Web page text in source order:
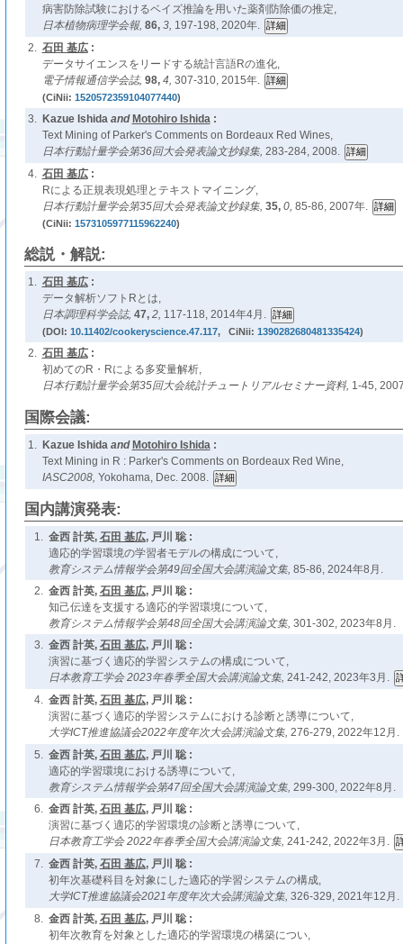
病害防除試験におけるベイズ推論を用いた薬剤防除価の推定,
日本植物病理学会報, 86, 3, 197-198, 2020年.
2. 石田 基広:
データサイエンスをリードする統計言語Rの進化,
電子情報通信学会誌, 98, 4, 307-310, 2015年.
(CiNii: 1520572359104077440)
3. Kazue Ishidaand Motohiro Ishida:
Text Mining of Parker's Comments on Bordeaux Red Wines,
日本行動計量学会第36回大会発表論文抄録集, 283-284, 2008.
4. 石田 基広:
Rによる正規表現処理とテキストマイニング,
日本行動計量学会第35回大会発表論文抄録集, 35, 0, 85-86, 2007年.
(CiNii: 1573105977115962240)
総説・解説:
1. 石田 基広:
データ解析ソフトRとは,
日本調理科学会誌, 47, 2, 117-118, 2014年4月.
(DOI: 10.11402/cookeryscience.47.117, CiNii: 1390282680481335424)
2. 石田 基広:
初めてのR・Rによる多変量解析,
日本行動計量学会第35回大会統計チュートリアルセミナー資料, 1-45,
国際会議:
1. Kazue Ishidaand Motohiro Ishida:
Text Mining in R : Parker's Comments on Bordeaux Red Wine,
IASC2008, Yokohama, Dec. 2008.
国内講演発表:
1. 金西 計英, 石田 基広, 戸川 聡 :
適応的学習環境の学習者モデルの構成について,
教育システム情報学会第49回全国大会講演論文集, 85-86, 2024年8月.
2. 金西 計英, 石田 基広, 戸川 聡 :
知己伝達を支援する適応的学習環境について,
教育システム情報学会第48回全国大会講演論文集, 301-302, 2023年8月.
3. 金西 計英, 石田 基広, 戸川 聡 :
演習に基づく適応的学習システムの構成について,
日本教育工学会 2023年春季全国大会講演論文集, 241-242, 2023年3月.
4. 金西 計英, 石田 基広, 戸川 聡 :
演習に基づく適応的学習システムにおける診断と誘導について,
大学ICT推進協議会2022年度年次大会講演論文集, 276-279, 2022年12月.
5. 金西 計英, 石田 基広, 戸川 聡 :
適応的学習環境における誘導について,
教育システム情報学会第47回全国大会講演論文集, 299-300, 2022年8月.
6. 金西 計英, 石田 基広, 戸川 聡 :
演習に基づく適応的学習環境の診断と誘導について,
日本教育工学会 2022年春季全国大会講演論文集, 241-242, 2022年3月.
7. 金西 計英, 石田 基広, 戸川 聡 :
初年次基礎科目を対象にした適応的学習システムの構成,
大学ICT推進協議会2021年度年次大会講演論文集, 326-329, 2021年12月.
8. 金西 計英, 石田 基広, 戸川 聡 :
初年次教育を対象とした適応的学習環境の構築につい,